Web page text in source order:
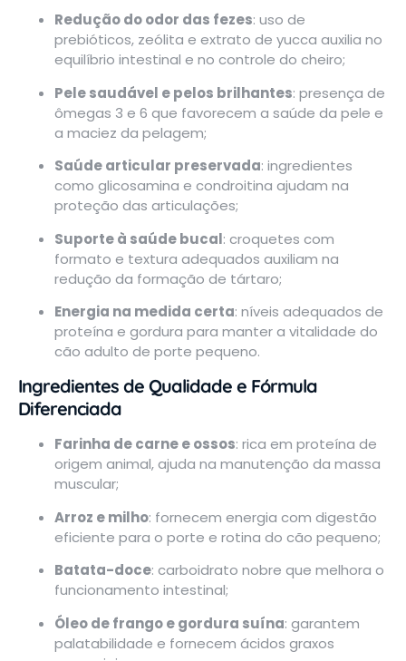
Redução do odor das fezes: uso de
prebióticos, zeólita e extrato de yucca auxilia no
equilíbrio intestinal e no controle do cheiro;
Pele saudável e pelos brilhantes: presença de
ômegas 3 e 6 que favorecem a saúde da pele e
a maciez da pelagem;
Saúde articular preservada: ingredientes
como glicosamina e condroitina ajudam na
proteção das articulações;
Suporte à saúde bucal: croquetes com
formato e textura adequados auxiliam na
redução da formação de tártaro;
Energia na medida certa: níveis adequados de
proteína e gordura para manter a vitalidade do
cão adulto de porte pequeno.
Ingredientes de Qualidade e Fórmula
Diferenciada
Farinha de carne e ossos: rica em proteína de
origem animal, ajuda na manutenção da massa
muscular;
Arroz e milho: fornecem energia com digestão
eficiente para o porte e rotina do cão pequeno;
Batata-doce: carboidrato nobre que melhora o
funcionamento intestinal;
Óleo de frango e gordura suína: garantem
palatabilidade e fornecem ácidos graxos